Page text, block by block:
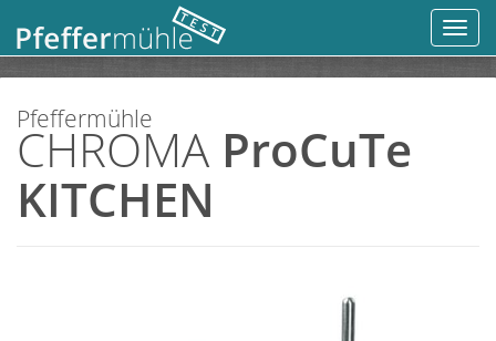
Pfeffermühle
CHROMA ProCuTe
KITCHEN